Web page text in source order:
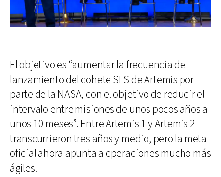
El objetivo es “aumentar la frecuencia de
lanzamiento del cohete SLS de Artemis por
parte de la NASA, con el objetivo de reducir el
intervalo entre misiones de unos pocos años a
unos 10 meses”. Entre Artemis 1 y Artemis 2
transcurrieron tres años y medio, pero la meta
oficial ahora apunta a operaciones mucho más
ágiles.